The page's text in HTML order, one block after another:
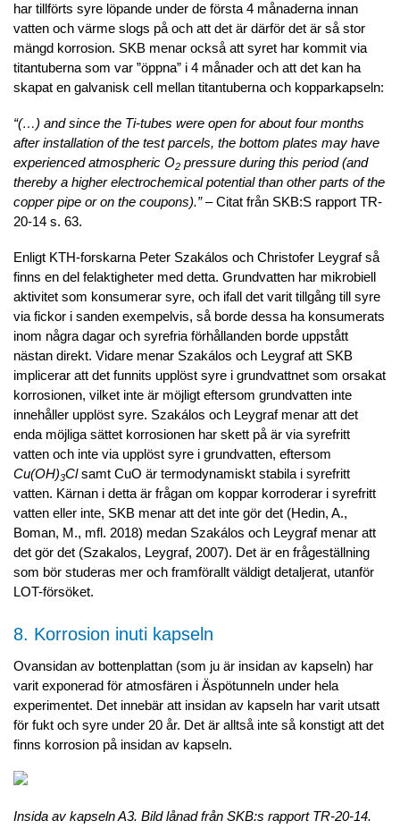
har tillförts syre löpande under de första 4 månaderna innan
vatten och värme slogs på och att det är därför det är så stor
mängd korrosion. SKB menar också att syret har kommit via
titantuberna som var ”öppna” i 4 månader och att det kan ha
skapat en galvanisk cell mellan titantuberna och kopparkapseln:
“(…) and since the Ti-tubes were open for about four months
after installation of the test parcels, the bottom plates may have
experienced atmospheric O2 pressure during this period (and
thereby a higher electrochemical potential than other parts of the
copper pipe or on the coupons).”– Citat från SKB:S rapport TR-
20-14 s. 63.
Enligt KTH-forskarna Peter Szakálos och Christofer Leygraf så
finns en del felaktigheter med detta. Grundvatten har mikrobiell
aktivitet som konsumerar syre, och ifall det varit tillgång till syre
via fickor i sanden exempelvis, så borde dessa ha konsumerats
inom några dagar och syrefria förhållanden borde uppstått
nästan direkt. Vidare menar Szakálos och Leygraf att SKB
implicerar att det funnits upplöst syre i grundvattnet som orsakat
korrosionen, vilket inte är möjligt eftersom grundvatten inte
innehåller upplöst syre. Szakálos och Leygraf menar att det
enda möjliga sättet korrosionen har skett på är via syrefritt
vatten och inte via upplöst syre i grundvatten, eftersom
Cu(OH)3Clsamt CuO är termodynamiskt stabila i syrefritt
vatten. Kärnan i detta är frågan om koppar korroderar i syrefritt
vatten eller inte, SKB menar att det inte gör det (Hedin, A.,
Boman, M., mfl. 2018) medan Szakálos och Leygraf menar att
det gör det (Szakalos, Leygraf, 2007). Det är en frågeställning
som bör studeras mer och framförallt väldigt detaljerat, utanför
LOT-försöket.
8. Korrosion inuti kapseln
Ovansidan av bottenplattan (som ju är insidan av kapseln) har
varit exponerad för atmosfären i Äspötunneln under hela
experimentet. Det innebär att insidan av kapseln har varit utsatt
för fukt och syre under 20 år. Det är alltså inte så konstigt att det
finns korrosion på insidan av kapseln.
Insida av kapseln A3. Bild lånad från SKB:s rapport TR-20-14.